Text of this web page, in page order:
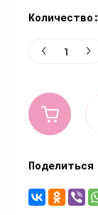
Количество:
Поделиться